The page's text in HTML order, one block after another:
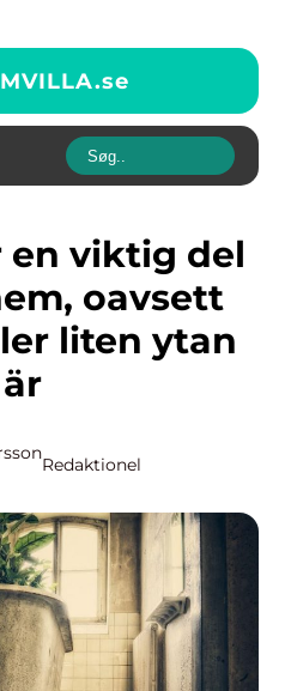
se
oavsett
liten ytan
är
Redaktionel